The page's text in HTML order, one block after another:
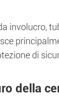
involucro,
di
della